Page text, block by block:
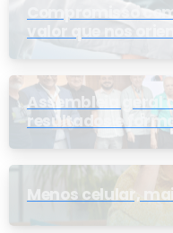
Compromisso
valor que nos
Assembleia geral
resultados e
nova conselheira
Menos celular,